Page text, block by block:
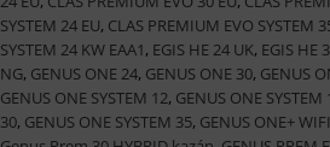
SYSTEM 24 EU, CLAS PREMIUM EVO SYSTEM
SYSTEM 24 KW EAA1, EGIS HE 24 UK, EGIS HE
NG, GENUS ONE 24, GENUS ONE 30, GENUS
GENUS ONE SYSTEM 12, GENUS ONE SYSTEM
30, GENUS ONE SYSTEM 35, GENUS ONE+